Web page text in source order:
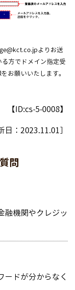
よりお送
方でドメイン指定受
お願いいたします。
【ID:cs-5-0008】
日： 2023.11.01］
問
融機関やクレジッ
ードが分からなく